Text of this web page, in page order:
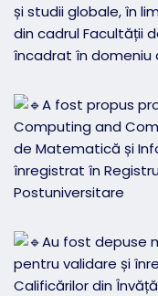
și studii globale, în
din cadrul Facultății
încadrat în domeniu
A fost propus
Computing and
de Matematică și
înregistrat în
Postuniversitare
Au fost depuse
pentru validare și
Calificărilor din